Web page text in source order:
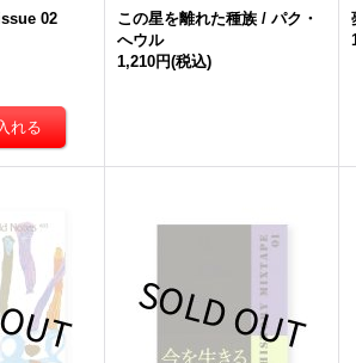
02
この星を離れた種族 / パク・
へウル
1,210円(税込)